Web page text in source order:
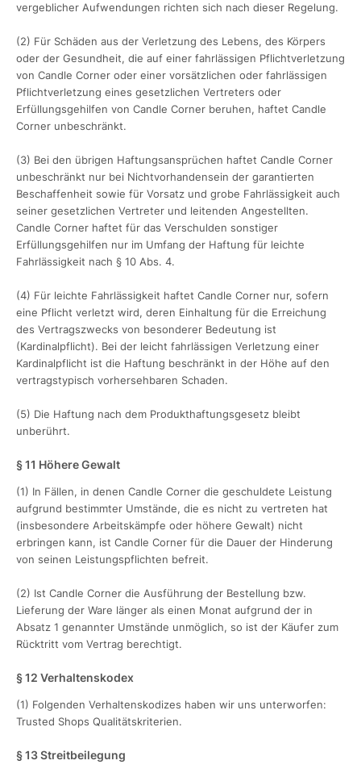
vergeblicher Aufwendungen richten sich nach dieser Regelung.
(2) Für Schäden aus der Verletzung des Lebens, des Körpers
oder der Gesundheit, die auf einer fahrlässigen Pflichtverletzung
von Candle Corner oder einer vorsätzlichen oder fahrlässigen
Pflichtverletzung eines gesetzlichen Vertreters oder
Erfüllungsgehilfen von Candle Corner beruhen, haftet Candle
Corner unbeschränkt.
(3) Bei den übrigen Haftungsansprüchen haftet Candle Corner
unbeschränkt nur bei Nichtvorhandensein der garantierten
Beschaffenheit sowie für Vorsatz und grobe Fahrlässigkeit auch
seiner gesetzlichen Vertreter und leitenden Angestellten.
Candle Corner haftet für das Verschulden sonstiger
Erfüllungsgehilfen nur im Umfang der Haftung für leichte
Fahrlässigkeit nach § 10 Abs. 4.
(4) Für leichte Fahrlässigkeit haftet Candle Corner nur, sofern
eine Pflicht verletzt wird, deren Einhaltung für die Erreichung
des Vertragszwecks von besonderer Bedeutung ist
(Kardinalpflicht). Bei der leicht fahrlässigen Verletzung einer
Kardinalpflicht ist die Haftung beschränkt in der Höhe auf den
vertragstypisch vorhersehbaren Schaden.
(5) Die Haftung nach dem Produkthaftungsgesetz bleibt
unberührt.
§ 11 Höhere Gewalt
(1) In Fällen, in denen Candle Corner die geschuldete Leistung
aufgrund bestimmter Umstände, die es nicht zu vertreten hat
(insbesondere Arbeitskämpfe oder höhere Gewalt) nicht
erbringen kann, ist Candle Corner für die Dauer der Hinderung
von seinen Leistungspflichten befreit.
(2) Ist Candle Corner die Ausführung der Bestellung bzw.
Lieferung der Ware länger als einen Monat aufgrund der in
Absatz 1 genannter Umstände unmöglich, so ist der Käufer zum
Rücktritt vom Vertrag berechtigt.
§ 12 Verhaltenskodex
(1) Folgenden Verhaltenskodizes haben wir uns unterworfen:
Trusted Shops Qualitätskriterien.
§ 13 Streitbeilegung